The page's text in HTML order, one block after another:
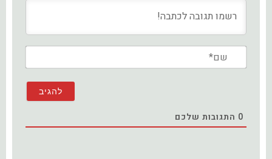
0 התגובות שלכם